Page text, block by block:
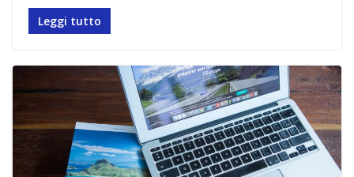
Leggi tutto